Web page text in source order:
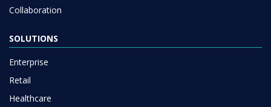
Collaboration
SOLUTIONS
Enterprise
Retail
Healthcare